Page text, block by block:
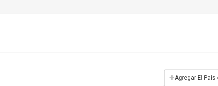
+Agregar El País